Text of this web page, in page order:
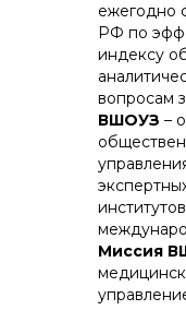
ежегодно
РФ по
индексу
вопросам
ВШОУЗ –
Миссия